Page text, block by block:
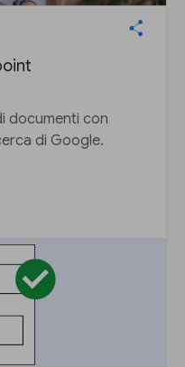
documenti con
di Google.